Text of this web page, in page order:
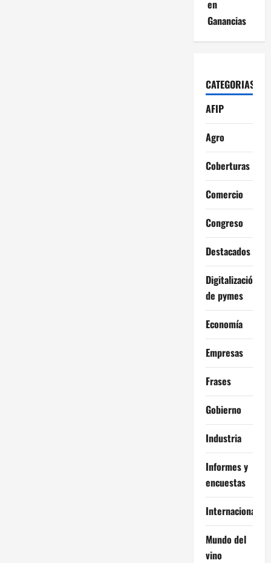
en
Ganancias
CATEGORIAS
AFIP
Agro
Coberturas
Comercio
Congreso
Destacados
Digitalización
de pymes
Economía
Empresas
Frases
Gobierno
Industria
Informes y
encuestas
Internacional
Mundo del
vino